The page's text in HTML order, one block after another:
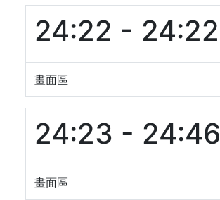
24:22 - 24:22
畫面區
24:23 - 24:46
畫面區